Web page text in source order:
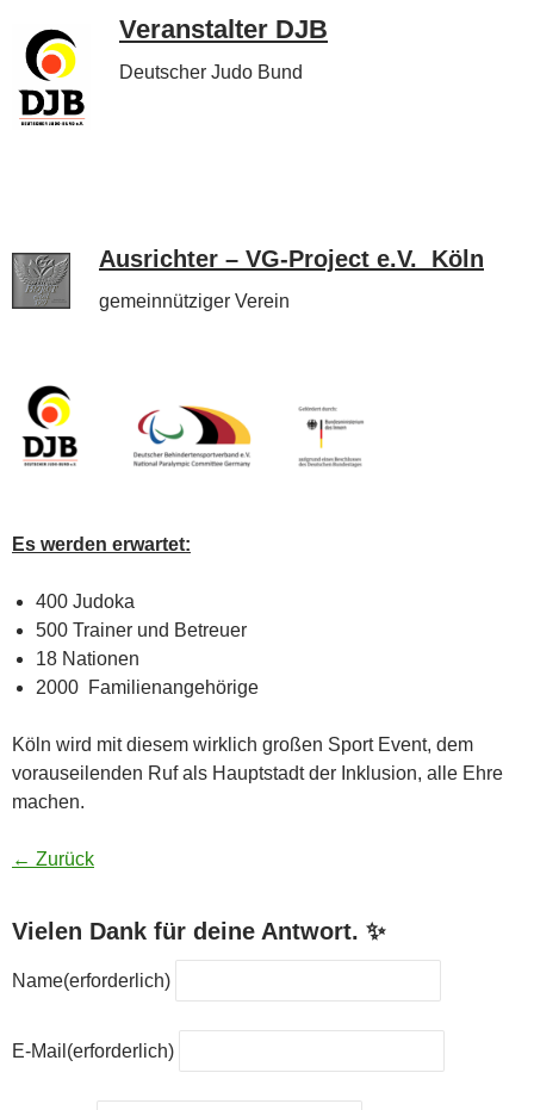
Veranstalter DJB
Deutscher Judo Bund
Ausrichter – VG-Project e.V. Köln
gemeinnütziger Verein
Es werden erwartet:
400 Judoka
500 Trainer und Betreuer
18 Nationen
2000 Familienangehörige
Köln wird mit diesem wirklich großen Sport Event, dem
vorauseilenden Ruf als Hauptstadt der Inklusion, alle Ehre
machen.
← Zurück
Vielen Dank für deine Antwort. ✨
Name(erforderlich)
E-Mail (erforderlich)